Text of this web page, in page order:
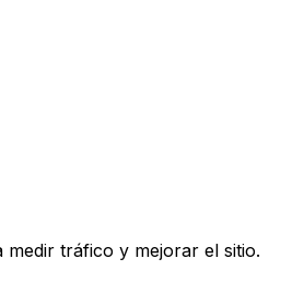
medir tráfico y mejorar el sitio.